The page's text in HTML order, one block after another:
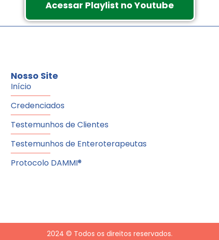
Acessar Playlist no Youtube
Nosso Site
Início
Credenciados
Testemunhos de Clientes
Testemunhos de Enteroterapeutas
Protocolo DAMMI®
2024 © Todos os direitos reservados.